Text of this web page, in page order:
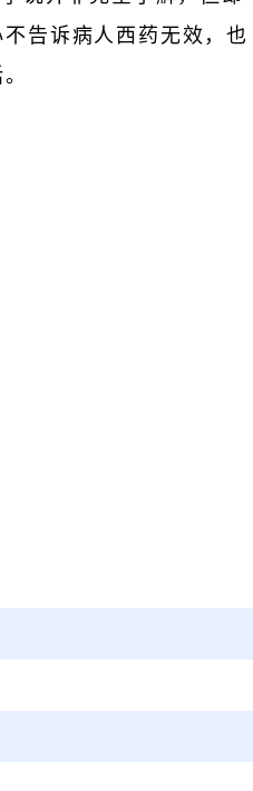
告诉病人西药无效，也